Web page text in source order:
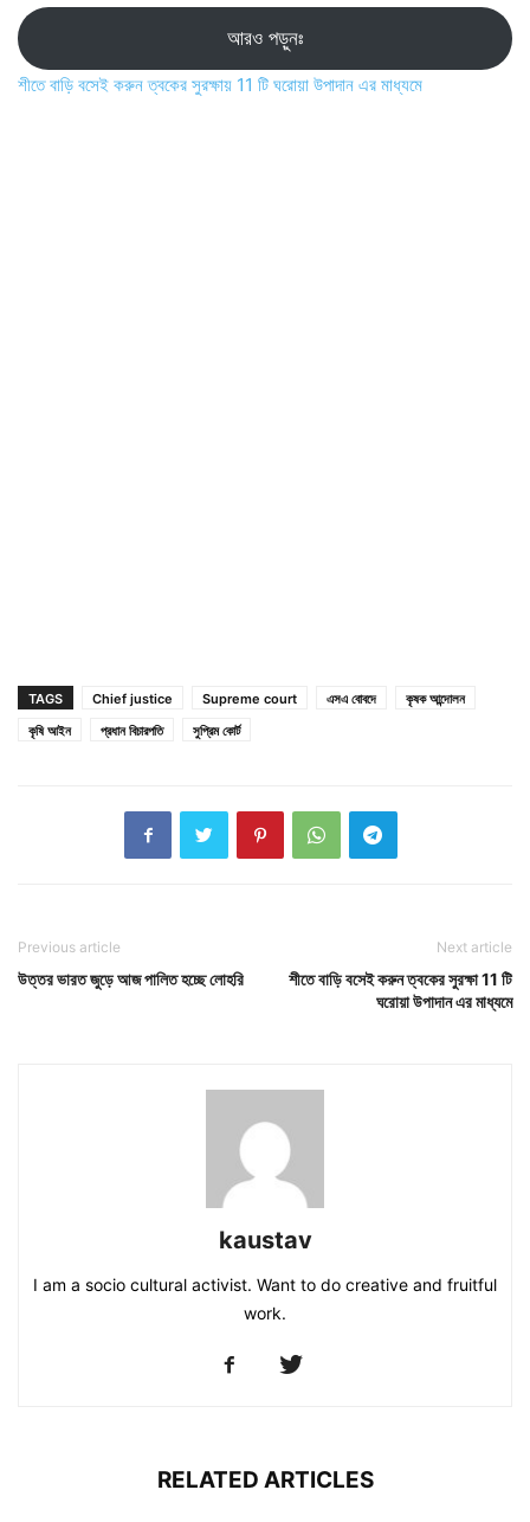
আরও পড়ুনঃ
শীতে বাড়ি বসেই করুন ত্বকের সুরক্ষায় 11 টি ঘরোয়া উপাদান এর মাধ্যমে
TAGS Chief justice Supreme court এস‌এ বোবদে
কৃষক আন্দোলন
কৃষি আইন
প্রধান বিচারপতি সুপ্রিম কোর্ট
Previous article
উত্তর ভারত জুড়ে আজ পালিত হচ্ছে লোহরি
Next article
শীতে বাড়ি বসেই করুন ত্বকের সুরক্ষা 11 টি
ঘরোয়া উপাদান এর মাধ্যমে
kaustav
I am a socio cultural activist. Want to do creative and fruitful
work.
RELATED ARTICLES